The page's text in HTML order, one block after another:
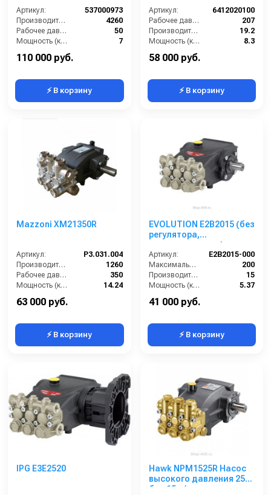
Артикул:
537000973
Производительность (л/ч):
4260
Рабочее давление (бар):
50
Мощность (кВт):
7
110 000 руб.
⚡ В корзину
(19,2/207) 3400 об/мин.Ø
1”п.в.
Артикул:
6412020100
Рабочее давление (бар):
207
Производительность (л/мин):
19.2
Мощность (кВт):
8.3
Обороты двигателя (об/мин):
58 000 руб.
⚡ В корзину
Mazzoni XM21350R
Артикул:
P3.031.004
Производительность (л/ч):
1260
Рабочее давление (бар):
350
Мощность (кВт):
14.24
63 000 руб.
⚡ В корзину
EVOLUTION E2B2015 (без
регулятора,
никелированная)
Артикул:
E2B2015-000
Максимальное давление (бар):
200
Производительность (л/мин):
15
Мощность (кВт):
5.37
Обороты двигателя (об/мин):
41 000 руб.
⚡ В корзину
IPG E3E2520
Hawk NPM1525R Насос
высокого давления 250
бар 15 л/мин